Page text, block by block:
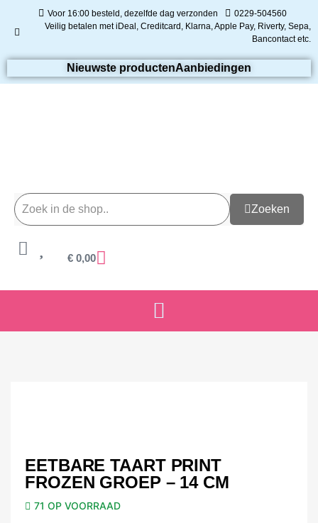
Voor 16:00 besteld, dezelfde dag verzonden
0229-504560
Veilig betalen met iDeal, Creditcard, Klarna, Apple Pay, Riverty, Sepa,
Bancontact etc.
Nieuwste productenAanbiedingen
Zoeken
€ 0,00
EETBARE TAART PRINT
FROZEN GROEP – 14 CM
71 OP VOORRAAD